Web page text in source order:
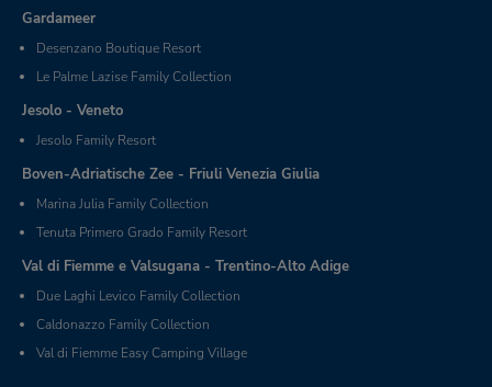
Gardameer
Desenzano Boutique Resort
Le Palme Lazise Family Collection
Jesolo - Veneto
Jesolo Family Resort
Boven-Adriatische Zee - Friuli Venezia Giulia
Marina Julia Family Collection
Tenuta Primero Grado Family Resort
Val di Fiemme e Valsugana - Trentino-Alto Adige
Due Laghi Levico Family Collection
Caldonazzo Family Collection
Val di Fiemme Easy Camping Village